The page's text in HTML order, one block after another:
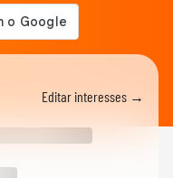
Editar interesses →